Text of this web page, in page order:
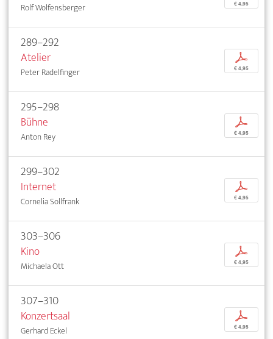
Rolf Wolfensberger € 4,95
289–292
Atelier
Peter Radelfinger
p
€ 4,95
295–298
Bühne
Anton Rey
p
€ 4,95
299–302
Internet
Cornelia Sollfrank
p
€ 4,95
303–306
Kino
Michaela Ott
p
€ 4,95
307–310
Konzertsaal
Gerhard Eckel
p
€ 4,95